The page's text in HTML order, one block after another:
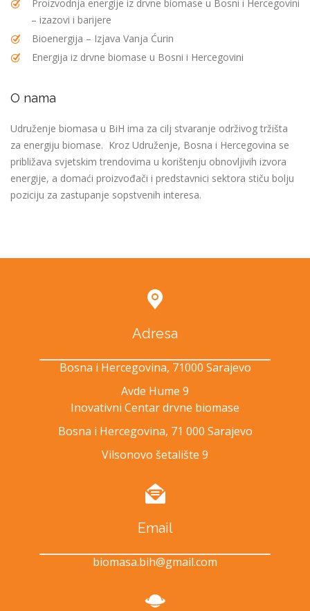
Proizvodnja energije iz drvne biomase u Bosni i Hercegovini
– izazovi i barijere
Bioenergija – Izjava Vanja Ćurin
Energija iz drvne biomase u Bosni i Hercegovini
O nama
Udruženje biomasa u BiH ima za cilj stvaranje održivog tržišta
za energiju biomase. Kroz Udruženje, Bosna i Hercegovina se
približava svjetskim trendovima u korištenju obnovljivih izvora
energije, a domaći proizvođači i predstavnici sektora stiču bolju
poziciju za zastupanje sopstvenih interesa.
Adresa
Bosna i Hercegovina, 71000 Sarajevo
Avde Hume 9
Inovativni Centar drvne biomase
Bosna i Hercegovina, 71 000 Sarajevo
Vilsonovo šetalište 9
Email
biomasa.bih@gmail.com